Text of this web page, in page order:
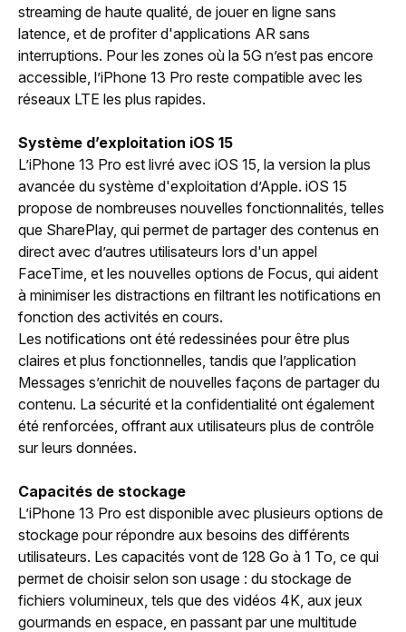
streaming de haute qualité, de jouer en ligne sans
latence, et de profiter d'applications AR sans
interruptions. Pour les zones où la 5G n’est pas encore
accessible, l’iPhone 13 Pro reste compatible avec les
réseaux LTE les plus rapides.
Système d’exploitation iOS 15
L’iPhone 13 Pro est livré avec iOS 15, la version la plus
avancée du système d'exploitation d’Apple. iOS 15
propose de nombreuses nouvelles fonctionnalités, telles
que SharePlay, qui permet de partager des contenus en
direct avec d’autres utilisateurs lors d'un appel
FaceTime, et les nouvelles options de Focus, qui aident
à minimiser les distractions en filtrant les notifications en
fonction des activités en cours.
Les notifications ont été redessinées pour être plus
claires et plus fonctionnelles, tandis que l’application
Messages s’enrichit de nouvelles façons de partager du
contenu. La sécurité et la confidentialité ont également
été renforcées, offrant aux utilisateurs plus de contrôle
sur leurs données.
Capacités de stockage
L’iPhone 13 Pro est disponible avec plusieurs options de
stockage pour répondre aux besoins des différents
utilisateurs. Les capacités vont de 128 Go à 1 To, ce qui
permet de choisir selon son usage : du stockage de
fichiers volumineux, tels que des vidéos 4K, aux jeux
gourmands en espace, en passant par une multitude